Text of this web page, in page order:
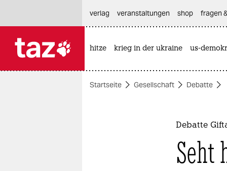
themen
verlag
veranstaltungen shop fragen
hitze krieg in der ukraine us-
Startseite Gesellschaft Debatte
Debatte
Seht